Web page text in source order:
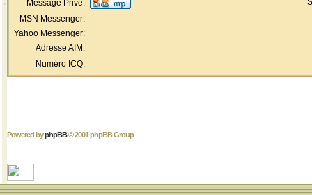
Message Privé:
MSN Messenger:
Yahoo Messenger:
Adresse AIM:
Numéro ICQ:
Powered byphpBB© 2001 phpBB Group